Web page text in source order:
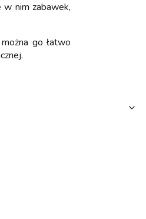
nim zabawek,
go łatwo